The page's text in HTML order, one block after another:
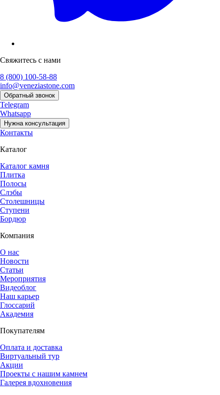
Свяжитесь с нами
8 (800) 100-58-88
info@veneziastone.com
Обратный звонок
Telegram
Whatsapp
Нужна консультация
Контакты
Каталог
Каталог камня
Плитка
Полосы
Слэбы
Столешницы
Ступени
Бордюр
Компания
О нас
Новости
Статьи
Мероприятия
Видеоблог
Наш карьер
Глоссарий
Академия
Покупателям
Оплата и доставка
Виртуальный тур
Акции
Проекты с нашим камнем
Галерея вдохновения